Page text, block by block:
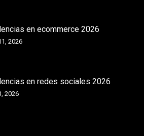
en ecommerce 2026
2026
en redes sociales 2026
2026